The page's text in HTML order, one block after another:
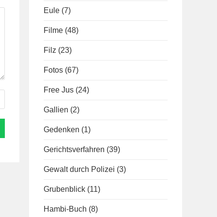
Eule (7)
Filme (48)
Filz (23)
Fotos (67)
Free Jus (24)
Gallien (2)
Gedenken (1)
Gerichtsverfahren (39)
Gewalt durch Polizei (3)
Grubenblick (11)
Hambi-Buch (8)